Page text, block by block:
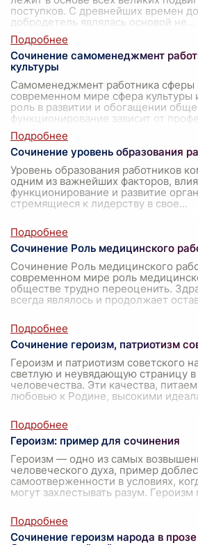
поступков. С древнейших времен
добродетель являлась основой не
Сочинение самоменеджмент
культуры
Самоменеджмент работника сферы
современном мире сфера культуры
роль в развитии и обогащении
функционирование зависит от
Сочинение уровень образования
Уровень образования работников
одним из важнейших факторов,
функционирование и развитие
стремящиеся к лидерству в свое...
Сочинение Роль медицинского
Сочинение Роль медицинского
современном мире роль
обществе трудно переоценить.
всегда являлось и продолжает
Сочинение героизм, патриотизм
Героизм и патриотизм советского
светлую и неувядающую страницу в
человечества. Эти качества,
любовью к Родине, высокими
Героизм: пример для сочинения
Героизм — одно из самых
человеческого духа, пример
самоотверженности в условиях,
могут захлестывать разум. Героизм
Сочинение героизм народа в